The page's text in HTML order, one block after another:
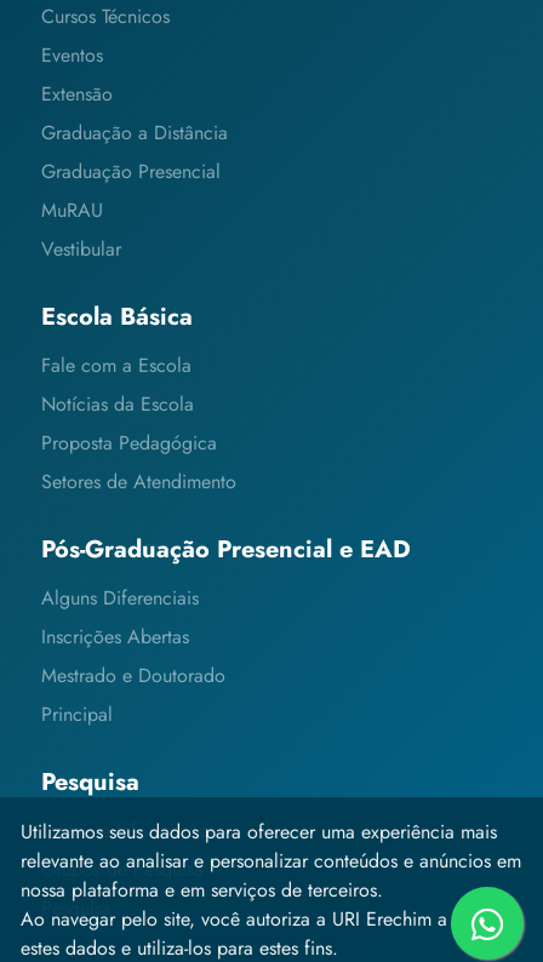
Cursos Técnicos
Eventos
Extensão
Graduação a Distância
Graduação Presencial
MuRAU
Vestibular
Escola Básica
Fale com a Escola
Notícias da Escola
Proposta Pedagógica
Setores de Atendimento
Pós-Graduação Presencial e EAD
Alguns Diferenciais
Inscrições Abertas
Mestrado e Doutorado
Principal
Pesquisa
Editais e Informações
Grupos de Pesquisa
Pesquisa
Utilizamos seus dados para oferecer uma experiência mais
relevante ao analisar e personalizar conteúdos e anúncios em
nossa plataforma e em serviços de terceiros.
Ao navegar pelo site, você autoriza a URI Erechim a coletar
estes dados e utiliza-los para estes fins.